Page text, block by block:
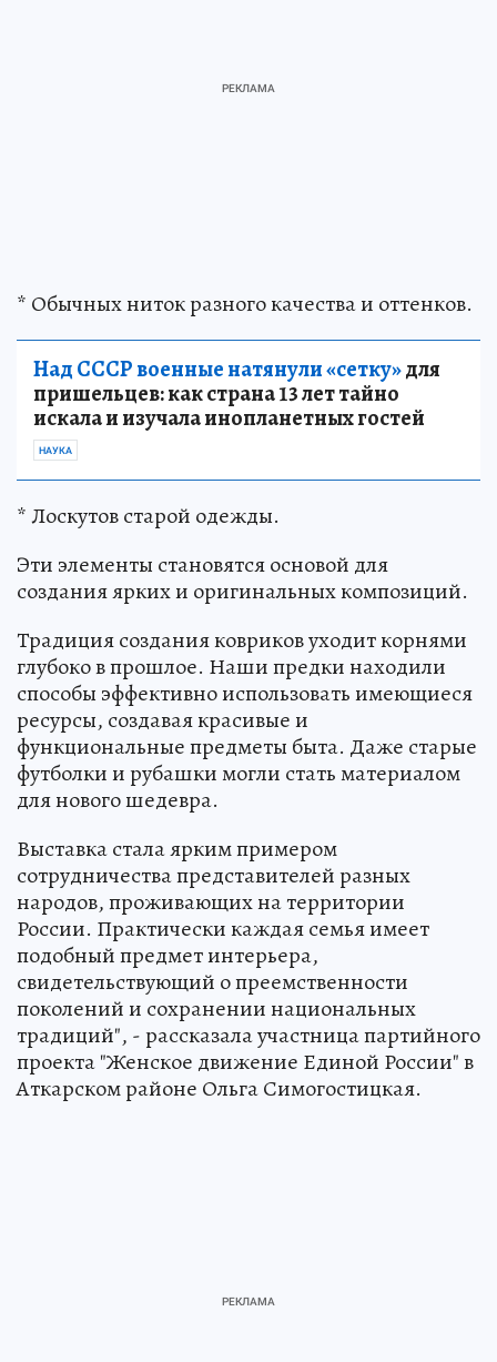
* Обычных ниток разного качества и оттенков.
Над СССР военные натянули «сетку»для
пришельцев: как страна 13 лет тайно
искала и изучала инопланетных гостей
НАУКА
* Лоскутов старой одежды.
Эти элементы становятся основой для
создания ярких и оригинальных композиций.
Традиция создания ковриков уходит корнями
глубоко в прошлое. Наши предки находили
способы эффективно использовать имеющиеся
ресурсы, создавая красивые и
функциональные предметы быта. Даже старые
футболки и рубашки могли стать материалом
для нового шедевра.
Выставка стала ярким примером
сотрудничества представителей разных
народов, проживающих на территории
России. Практически каждая семья имеет
подобный предмет интерьера,
свидетельствующий о преемственности
поколений и сохранении национальных
традиций", - рассказала участница партийного
проекта "Женское движение Единой России" в
Аткарском районе Ольга Симогостицкая.